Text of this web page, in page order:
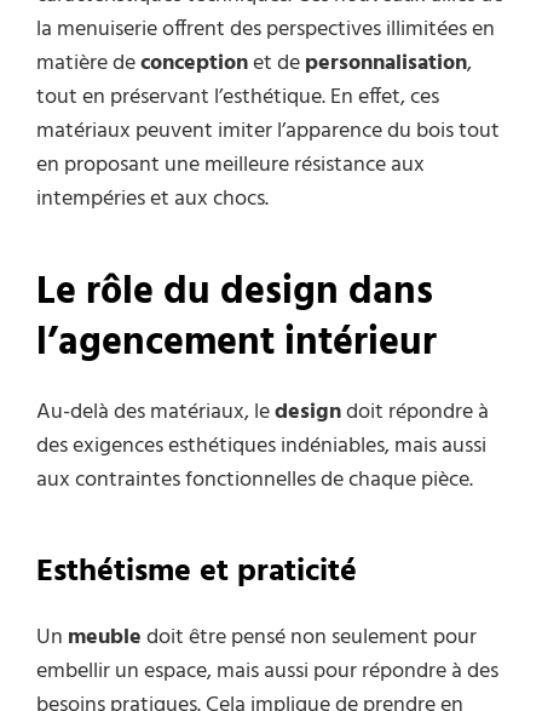
la menuiserie offrent des perspectives illimitées en
matière deconceptionet depersonnalisation,
tout en préservant l’esthétique. En effet, ces
matériaux peuvent imiter l’apparence du bois tout
en proposant une meilleure résistance aux
intempéries et aux chocs.
Le rôle du design dans
l’agencement intérieur
Au-delà des matériaux, ledesigndoit répondre à
des exigences esthétiques indéniables, mais aussi
aux contraintes fonctionnelles de chaque pièce.
Esthétisme et praticité
Un meubledoit être pensé non seulement pour
embellir un espace, mais aussi pour répondre à des